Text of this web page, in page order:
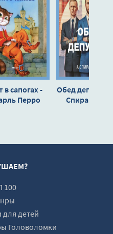
в сапогах -
Перро
Обед депутата
100
для детей
Головоломки